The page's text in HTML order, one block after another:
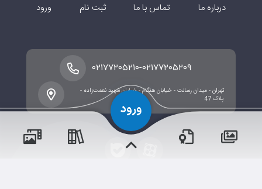
درباره ما تماس با ما ثبت نام ورود
تهران - میدان رسالت - خیابان هنگام - خیابان شهید نعمت‌زاده -
پلاک 47
۰۲۱۷۷۲۰۵۲۰۹-۰۲۱۷۷۲۰۵۲۱۰